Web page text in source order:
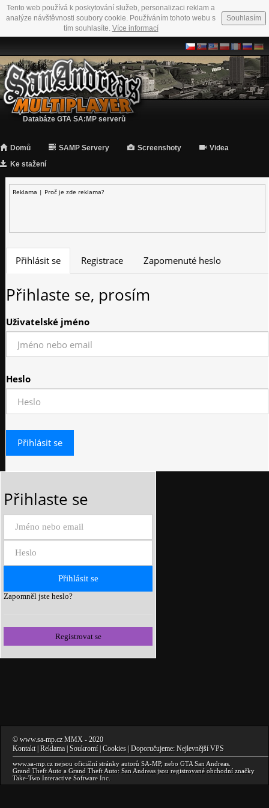
Tento web používá k poskytování služeb, personalizaci reklam a
analýze návštěvnosti soubory cookie. Používáním tohoto webu s
tím souhlasíte. Více informací
Souhlasím
Databáze GTA SA:MP serverů
Domů SAMP Servery Screenshoty
Videa
Ke stažení
Reklama | Proč je zde reklama?
Přihlásit se Registrace Zapomenuté heslo
Přihlaste se, prosím
Uživatelské jméno
Heslo
Přihlaste se
Zapomněl jste heslo?
Registrovat se
© www.sa-mp.cz MMX - 2020
Kontakt| Reklama | Soukromí| Cookies | Doporučujeme: Nejlevnější VPS
www.sa-mp.cz nejsou oficiální stránky autorů SA-MP, nebo GTA San Andreas
Grand Theft Auto a Grand Theft Auto: San Andreas jsou registrované obchodní značky
Take-Two Interactive Software Inc.